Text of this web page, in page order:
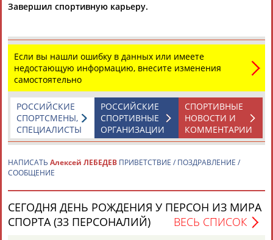
ЦЕЛИ ПРОЕКТА КОНТАКТЫ НАШИ КНОПКИ РЕКЛАМА
© Стадион, 1998-2026
Адресов в новостной рассылке: 996
Завершил спортивную карьеру.
Если вы нашли ошибку в данных или имеете
недостающую информацию, внесите изменения
самостоятельно
СПОРТИВНЫЕ
НОВОСТИ И
КОММЕНТАРИИ
РОССИЙСКИЕ
СПОРТИВНЫЕ
ОРГАНИЗАЦИИ
РОССИЙСКИЕ
СПОРТСМЕНЫ,
СПЕЦИАЛИСТЫ
НАПИСАТЬ Алексей ЛЕБЕДЕВ ПРИВЕТСТВИЕ / ПОЗДРАВЛЕНИЕ /
СООБЩЕНИЕ
СЕГОДНЯ ДЕНЬ РОЖДЕНИЯ У ПЕРСОН ИЗ МИРА
СПОРТА (33 ПЕРСОНАЛИЙ)
ВЕСЬ СПИСОК